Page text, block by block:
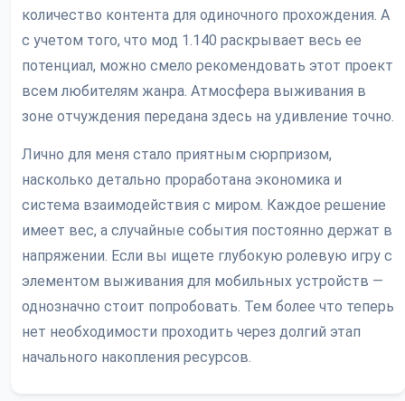
количество контента для одиночного прохождения. А
с учетом того, что мод 1.140 раскрывает весь ее
потенциал, можно смело рекомендовать этот проект
всем любителям жанра. Атмосфера выживания в
зоне отчуждения передана здесь на удивление точно.
Лично для меня стало приятным сюрпризом,
насколько детально проработана экономика и
система взаимодействия с миром. Каждое решение
имеет вес, а случайные события постоянно держат в
напряжении. Если вы ищете глубокую ролевую игру с
элементом выживания для мобильных устройств —
однозначно стоит попробовать. Тем более что теперь
нет необходимости проходить через долгий этап
начального накопления ресурсов.